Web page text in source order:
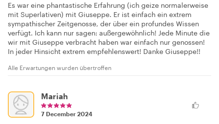
Es war eine phantastische Erfahrung (ich geize normalerweise
mit Superlativen) mit Giuseppe. Er ist einfach ein extrem
sympathischer Zeitgenosse, der über ein profundes Wissen
verfügt. Ich kann nur sagen: außergewöhnlich! Jede Minute die
wir mit Giuseppe verbracht haben war einfach nur genossen!
In jeder Hinsicht extrem empfehlenswert! Danke Giuseppe!!
Alle Erwartungen wurden übertroffen
Mariah
7 December 2024